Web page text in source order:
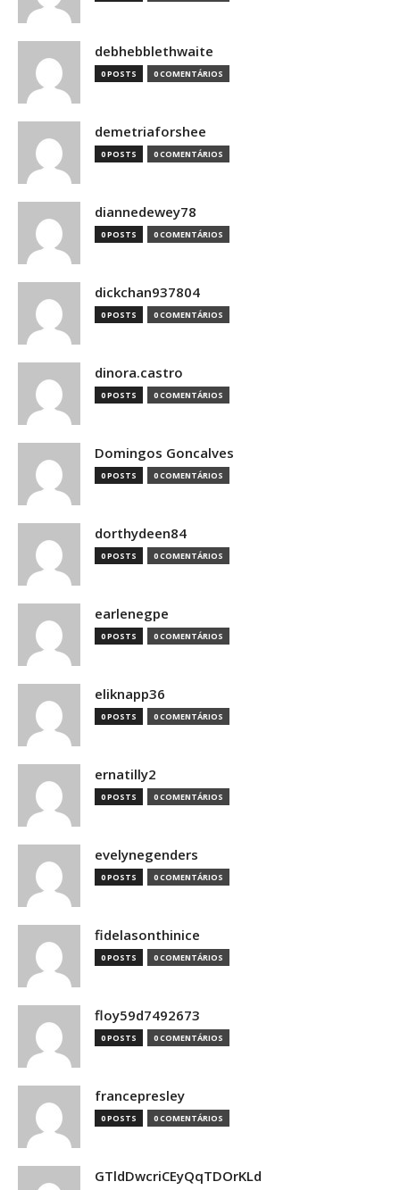
debhebblethwaite
0 POSTS 0 COMENTÁRIOS
demetriaforshee
0 POSTS 0 COMENTÁRIOS
diannedewey78
0 POSTS 0 COMENTÁRIOS
dickchan937804
0 POSTS 0 COMENTÁRIOS
dinora.castro
0 POSTS 0 COMENTÁRIOS
Domingos Goncalves
0 POSTS 0 COMENTÁRIOS
dorthydeen84
0 POSTS 0 COMENTÁRIOS
earlenegpe
0 POSTS 0 COMENTÁRIOS
eliknapp36
0 POSTS 0 COMENTÁRIOS
ernatilly2
0 POSTS 0 COMENTÁRIOS
evelynegenders
0 POSTS 0 COMENTÁRIOS
fidelasonthinice
0 POSTS 0 COMENTÁRIOS
floy59d7492673
0 POSTS 0 COMENTÁRIOS
francepresley
0 POSTS 0 COMENTÁRIOS
GTldDwcriCEyQqTDOrKLd